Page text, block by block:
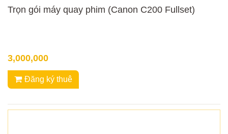
Trọn gói máy quay phim (Canon C200 Fullset)
3,000,000
Đăng ký thuê